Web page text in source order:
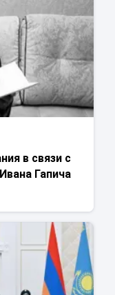
в связи с
Гапича